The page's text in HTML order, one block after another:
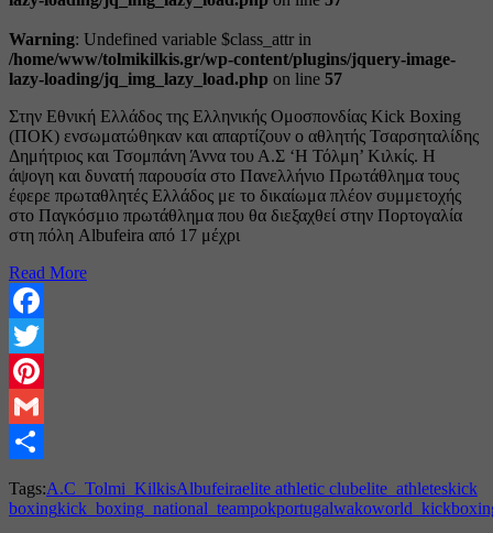
Warning: Undefined variable $class_attr in
/home/www/tolmikilkis.gr/wp-content/plugins/jquery-image-
lazy-loading/jq_img_lazy_load.php on line 57
Στην Εθνική Ελλάδος της Ελληνικής Ομοσπονδίας Kick Boxing
(ΠΟΚ) ενσωματώθηκαν και απαρτίζουν ο αθλητής Τσαρσηταλίδης
Δημήτριος και Τσομπάνη Άννα του Α.Σ ‘Η Τόλμη’ Κιλκίς. Η
άψογη και δυνατή παρουσία στο Πανελλήνιο Πρωτάθλημα τους
έφερε πρωταθλητές Ελλάδος με το δικαίωμα πλέον συμμετοχής
στο Παγκόσμιο πρωτάθλημα που θα διεξαχθεί στην Πορτογαλία
στη πόλη Albufeira από 17 μέχρι
Read More
Facebook
Twitter
Pinterest
Gmail
Tags:A.C_Tolmi_KilkisAlbufeiraelite athletic clubelite_athleteskick
boxingkick_boxing_national_teampokportugalwako